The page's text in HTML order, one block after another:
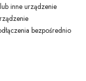
inne urządzenie
bezpośrednio